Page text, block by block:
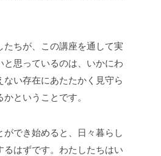
たちが、この講座を通して実
と思っているのは、いかにわ
ない存在にあたたかく見守ら
ということです。
ができ始めると、日々暮らし
るはずです。わたしたちはい